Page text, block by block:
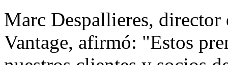
Marc Despallieres,
Vantage, afirmó: "Estos